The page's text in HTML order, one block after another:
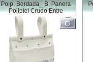
Polp, Bordada_ B. Panera
Polipiel Crudo Entre